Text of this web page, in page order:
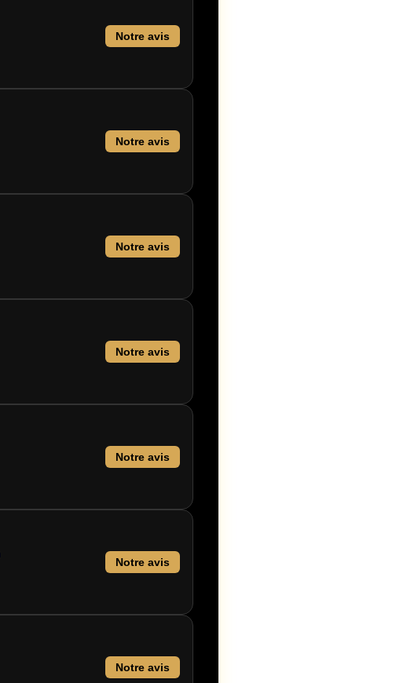
Notre avis
Notre avis
Notre avis
Notre avis
Notre avis
Notre avis
Notre avis